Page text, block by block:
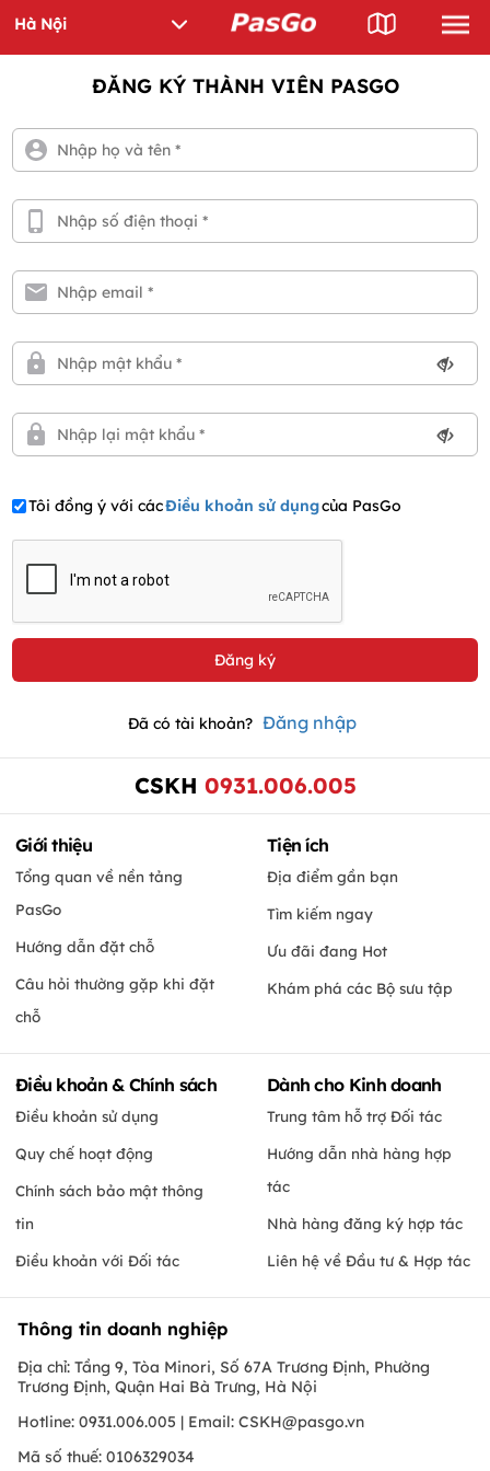
ĐĂNG KÝ THÀNH VIÊN PASGO
Tôi đồng ý với cácĐiều khoản sử dụngcủa PasGo
Đã có tài khoản? Đăng nhập
CSKH 0931.006.005
Giới thiệu
Tổng quan về nền tảng
PasGo
Hướng dẫn đặt chỗ
Câu hỏi thường gặp khi đặt
chỗ
Tiện ích
Địa điểm gần bạn
Tìm kiếm ngay
Ưu đãi đang Hot
Khám phá các Bộ sưu tập
Điều khoản & Chính sách
Điều khoản sử dụng
Quy chế hoạt động
Chính sách bảo mật thông
tin
Điều khoản với Đối tác
Dành cho Kinh doanh
Trung tâm hỗ trợ Đối tác
Hướng dẫn nhà hàng hợp
tác
Nhà hàng đăng ký hợp tác
Liên hệ về Đầu tư & Hợp tác
Thông tin doanh nghiệp
Địa chỉ: Tầng 9, Tòa Minori, Số 67A Trương Định, Phường
Trương Định, Quận Hai Bà Trưng, Hà Nội
Hotline: 0931.006.005 | Email: CSKH@pasgo.vn
Mã số thuế: 0106329034